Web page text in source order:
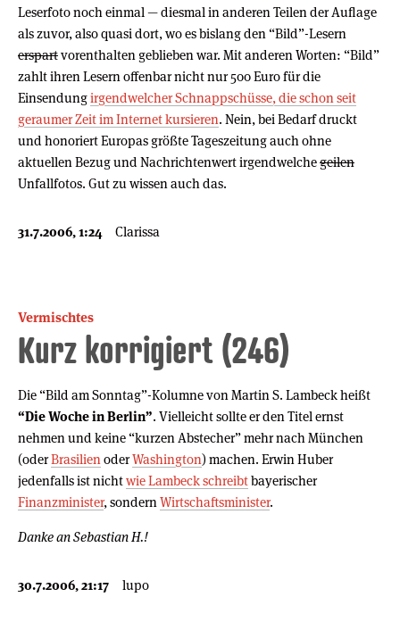
Leserfoto noch einmal — diesmal in anderen Teilen der Auflage
als zuvor, also quasi dort, wo es bislang den “Bild”-Lesern
erspartvorenthalten geblieben war. Mit anderen Worten: “Bild”
zahlt ihren Lesern offenbar nicht nur 500 Euro für die
Einsendungirgendwelcher Schnappschüsse, die schon seit
geraumer Zeit im Internet kursieren. Nein, bei Bedarf druckt
und honoriert Europas größte Tageszeitung auch ohne
aktuellen Bezug und Nachrichtenwert irgendwelchegeilen
Unfallfotos. Gut zu wissen auch das.
31.7.2006, 1:24 Clarissa
Vermischtes
Kurz korrigiert (246)
Die “Bild am Sonntag”-Kolumne von Martin S. Lambeck heißt
“Die Woche in Berlin”. Vielleicht sollte er den Titel ernst
nehmen und keine “kurzen Abstecher” mehr nach München
(oderBrasilien oderWashington) machen. Erwin Huber
jedenfalls ist nichtwie Lambeck schreibtbayerischer
Finanzminister, sondern Wirtschaftsminister.
Danke an Sebastian H.!
30.7.2006, 21:17 lupo